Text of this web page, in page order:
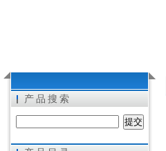
产品搜索